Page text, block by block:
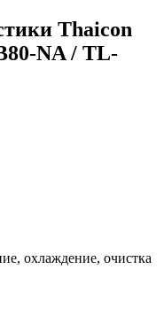
Thaicon
NA / TL-
охлаждение, очистка